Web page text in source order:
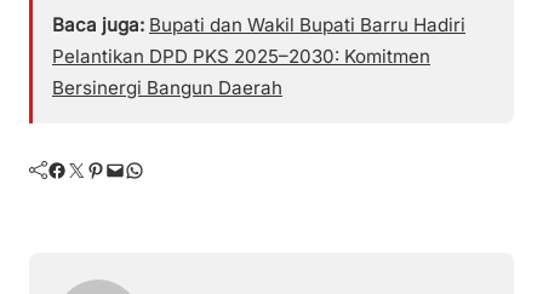
Baca juga: Bupati dan Wakil Bupati Barru Hadiri
Pelantikan DPD PKS 2025–2030: Komitmen
Bersinergi Bangun Daerah
Facebook Twitter Pinterest Mail WhatsApp